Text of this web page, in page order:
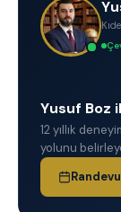
Yusuf Boz
12 yıllık
yolunu